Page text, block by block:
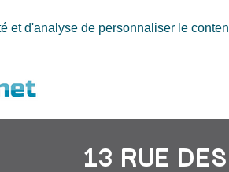
et d'analyse de personnaliser le
13 RUE